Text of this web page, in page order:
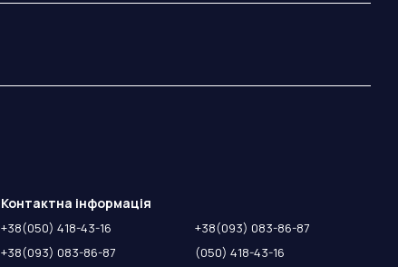
Контактна інформація
+38(050) 418-43-16
+38(093) 083-86-87
+38(093) 083-86-87
(050) 418-43-16